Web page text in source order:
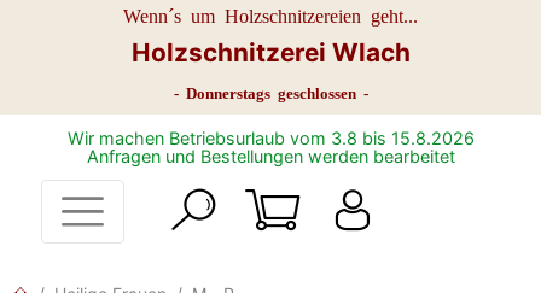
Wenn´s um Holzschnitzereien geht...
Holzschnitzerei Wlach
- Donnerstags geschlossen -
Wir machen Betriebsurlaub vom 3.8 bis 15.8.2026
Anfragen und Bestellungen werden bearbeitet